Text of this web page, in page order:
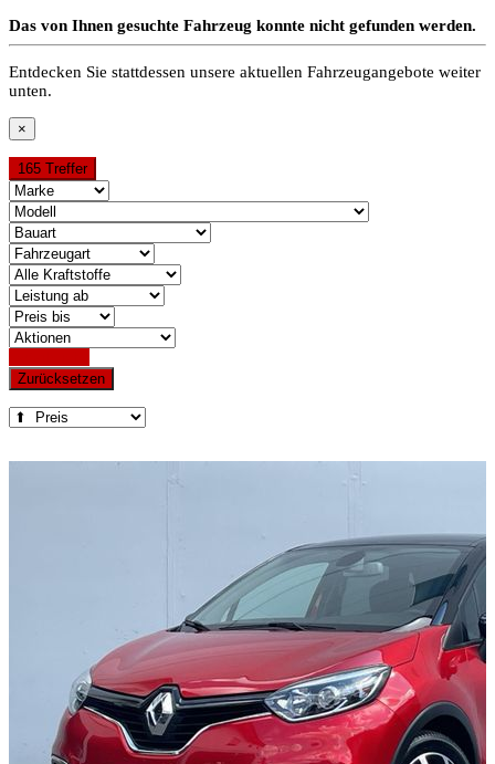
Das von Ihnen gesuchte Fahrzeug konnte nicht gefunden werden.
Entdecken Sie stattdessen unsere aktuellen Fahrzeugangebote weiter
unten.
×
165 Treffer
Zurücksetzen